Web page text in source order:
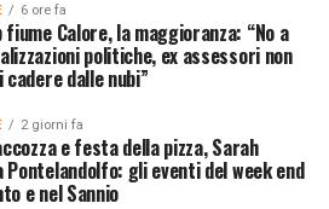
6 ore fa
fiume Calore, la maggioranza: “No a
politiche, ex assessori non
dalle nubi”
2 giorni fa
e festa della pizza, Sarah
Pontelandolfo: gli eventi del week end
e nel Sannio